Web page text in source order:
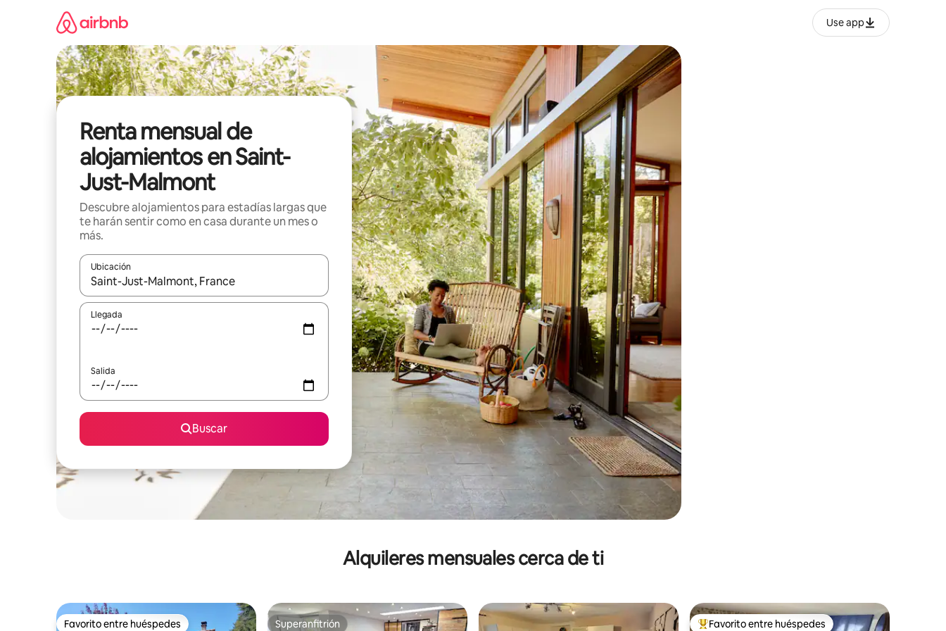
Use app
Renta mensual de
alojamientos en Saint-
Just-Malmont
Descubre alojamientos para estadías largas que
te harán sentir como en casa durante un mes o
más.
Ubicación
Cuando los resultados estén disponibles, navega con las teclas de flecha hacia arriba y hacia abajo o explora con el tacto o desliza el dedo.
Llegada
Salida
Buscar
Alquileres mensuales cerca de ti
Favorito entre huéspedes Superanfitrión Favorito entre huéspedes